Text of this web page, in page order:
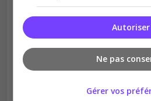
Certains serveurs offrent
Autoriser
Ne pas
Gérer vos